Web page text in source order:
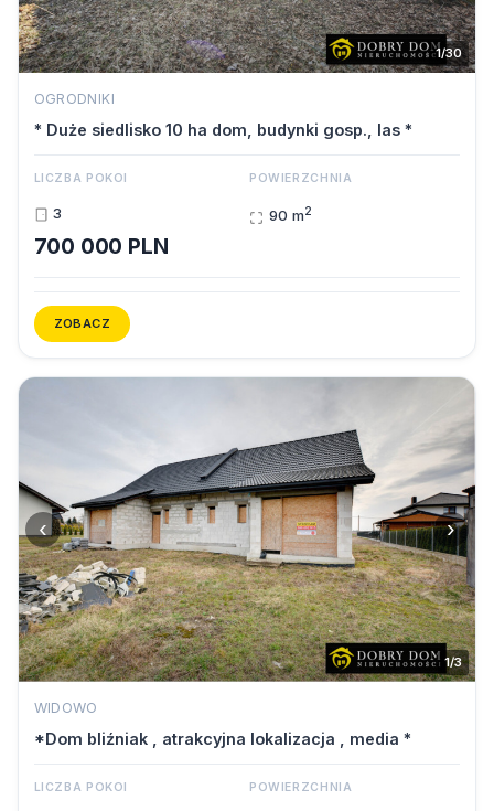
1/30
OGRODNIKI
* Duże siedlisko 10 ha dom, budynki gosp., las *
LICZBA POKOI
3
POWIERZCHNIA
90 m2
700 000 PLN
ZOBACZ
‹ ›
1/3
WIDOWO
*Dom bliźniak , atrakcyjna lokalizacja , media *
LICZBA POKOI POWIERZCHNIA